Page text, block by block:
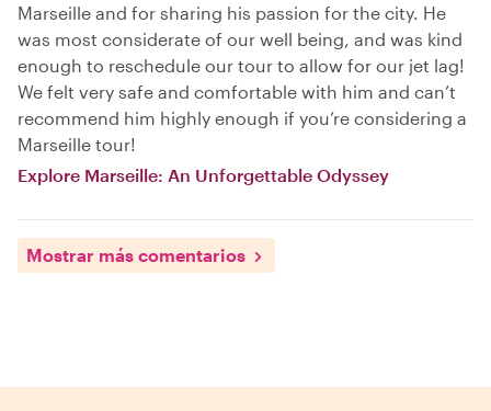
Marseille and for sharing his passion for the city. He
was most considerate of our well being, and was kind
enough to reschedule our tour to allow for our jet lag!
We felt very safe and comfortable with him and can’t
recommend him highly enough if you’re considering a
Marseille tour!
Explore Marseille: An Unforgettable Odyssey
Mostrar más comentarios